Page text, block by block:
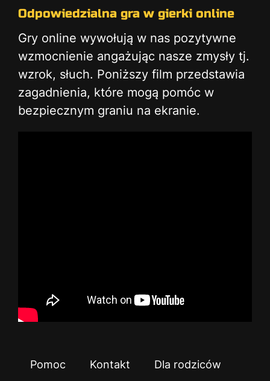
Odpowiedzialna gra w gierki online
Gry online wywołują w nas pozytywne
wzmocnienie angażując nasze zmysły tj.
wzrok, słuch. Poniższy film przedstawia
zagadnienia, które mogą pomóc w
bezpiecznym graniu na ekranie.
Pomoc Kontakt Dla rodziców